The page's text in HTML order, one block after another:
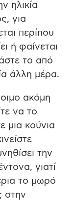
ηλικία
για
περίπου
ή φαίνεται
το από
άλλη μέρα.
ακόμη
να το
μια κούνια
την
γιατί
το μωρό
στην